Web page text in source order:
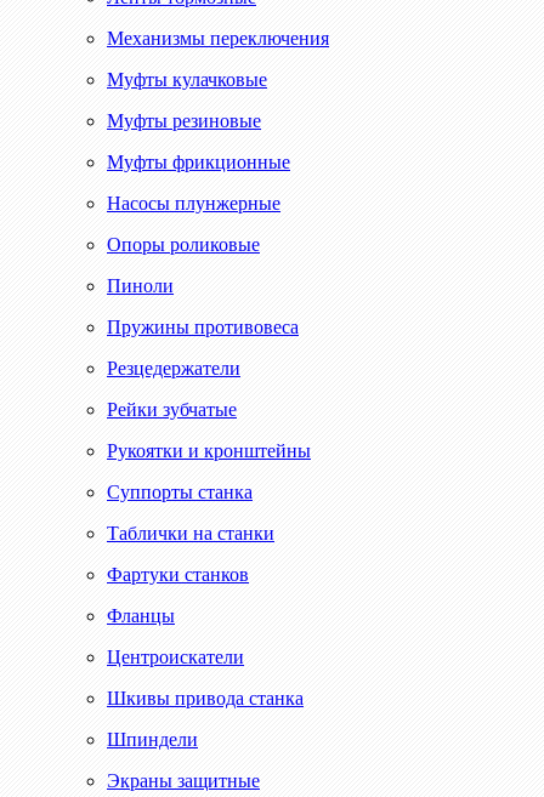
Механизмы переключения
Муфты кулачковые
Муфты резиновые
Муфты фрикционные
Насосы плунжерные
Опоры роликовые
Пиноли
Пружины противовеса
Резцедержатели
Рейки зубчатые
Рукоятки и кронштейны
Суппорты станка
Таблички на станки
Фартуки станков
Фланцы
Центроискатели
Шкивы привода станка
Шпиндели
Экраны защитные